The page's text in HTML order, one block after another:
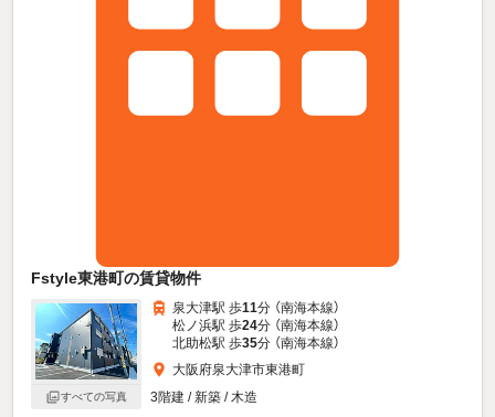
Fstyle東港町の賃貸物件
すべての写真
泉大津駅 歩11分 （南海本線）
松ノ浜駅 歩24分 （南海本線）
北助松駅 歩35分 （南海本線）
大阪府泉大津市東港町
3階建 / 新築 / 木造